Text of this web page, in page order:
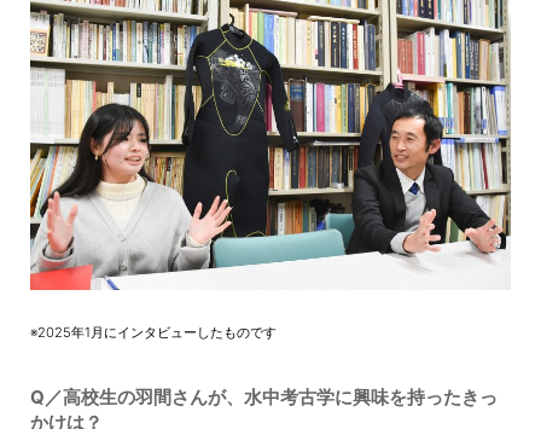
※2025年1月にインタビューしたものです
Q／高校生の羽間さんが、水中考古学に興味を持ったきっ
かけは？